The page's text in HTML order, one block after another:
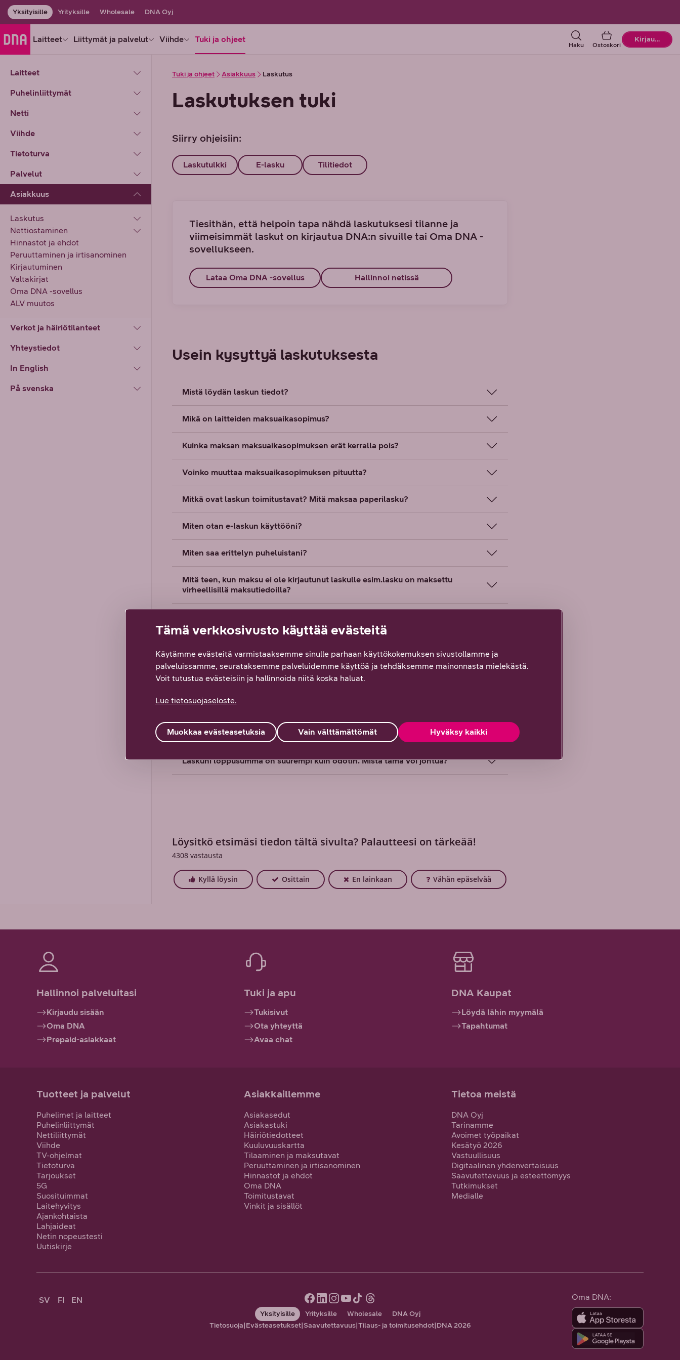
Yksityisille Yrityksille Wholesale DNA Oyj
Laitteet Liittymät ja palvelut Viihde Tuki ja ohjeet
Haku Ostoskori
Ostoskori
Kirjaudu
Laitteet
Puhelinliittymät
Netti
Viihde
Tietoturva
Palvelut
Asiakkuus
Laskutus
Nettiostaminen
Hinnastot ja ehdot
Peruuttaminen ja irtisanominen
Kirjautuminen
Valtakirjat
Oma DNA -sovellus
ALV muutos
Verkot ja häiriötilanteet
Yhteystiedot
In English
På svenska
Tuki ja ohjeet Asiakkuus Laskutus
Laskutuksen tuki
Siirry ohjeisiin:
Laskutulkki E-lasku Tilitiedot
Tiesithän, että helpoin tapa nähdä laskutuksesi tilanne ja
viimeisimmät laskut on kirjautua DNA:n sivuille tai Oma DNA -
sovellukseen.
Lataa Oma DNA -sovellus Hallinnoi netissä
Usein kysyttyä laskutuksesta
Mistä löydän laskun tiedot?
Mikä on laitteiden maksuaikasopimus?
Kuinka maksan maksuaikasopimuksen erät kerralla pois?
Voinko muuttaa maksuaikasopimuksen pituutta?
Mitkä ovat laskun toimitustavat? Mitä maksaa paperilasku?
Miten otan e-laskun käyttööni?
Miten saa erittelyn puheluistani?
Mitä teen, kun maksu ei ole kirjautunut laskulle esim.lasku on maksettu
virheellisillä maksutiedoilla?
Mistä voin tarkistaa matkapuhelinliittymän saldon?
Mitä teen, kun matkapuhelinliittymä suljettu maksamattomien laskujen
vuoksi?
Miten teen osoitteenmuutoksen?
Laskuni loppusumma on suurempi kuin odotin. Mistä tämä voi johtua?
Löysitkö etsimäsi tiedon tältä sivulta? Palautteesi on tärkeää!
4308 vastausta
Kyllä löysin Osittain En lainkaan Vähän epäselvää
Hallinnoi palveluitasi
Kirjaudu sisään
Oma DNA
Prepaid-asiakkaat
Tuki ja apu
Tukisivut
Ota yhteyttä
Avaa chat
DNA Kaupat
Löydä lähin myymälä
Tapahtumat
Tuotteet ja palvelut
Puhelimet ja laitteet
Puhelinliittymät
Nettiliittymät
Viihde
TV-ohjelmat
Tietoturva
Tarjoukset
5G
Suosituimmat
Laitehyvitys
Ajankohtaista
Lahjaideat
Netin nopeustesti
Uutiskirje
Asiakkaillemme
Asiakasedut
Asiakastuki
Häiriötiedotteet
Kuuluvuuskartta
Tilaaminen ja maksutavat
Peruuttaminen ja irtisanominen
Hinnastot ja ehdot
Oma DNA
Toimitustavat
Vinkit ja sisällöt
Tietoa meistä
DNA Oyj
Tarinamme
Avoimet työpaikat
Kesätyö 2026
Vastuullisuus
Digitaalinen yhdenvertaisuus
Saavutettavuus ja esteettömyys
Tutkimukset
Medialle
SV FI EN
Yksityisille Yrityksille Wholesale
DNA Oyj
Tietosuoja|Evästeasetukset|Saavutettavuus|Tilaus- ja toimitusehdot|DNA 2026
Oma DNA:
Tämä verkkosivusto käyttää evästeitä
Käytämme evästeitä varmistaaksemme sinulle parhaan käyttökokemuksen sivustollamme ja
palveluissamme, seurataksemme palveluidemme käyttöä ja tehdäksemme mainonnasta mielekästä.
Voit tutustua evästeisiin ja hallinnoida niitä koska haluat.
Lue tietosuojaseloste.
Vain välttämättömät Hyväksy kaikki
Muokkaa evästeasetuksia